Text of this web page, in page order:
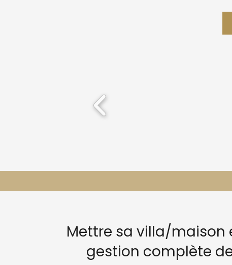
Mettre sa villa/maison
gestion complète